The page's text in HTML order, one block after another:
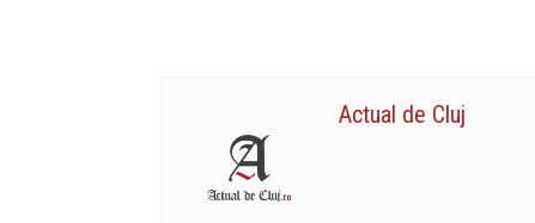
Actual de Cluj